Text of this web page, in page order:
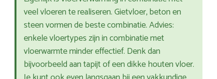
veel vloeren te realiseren. Gietvloer, beton en
steen vormen de beste combinatie. Advies:
enkele vloertypes zijn in combinatie met
vloerwarmte minder effectief. Denk dan
bijvoorbeeld aan tapijt of een dikke houten vloer.